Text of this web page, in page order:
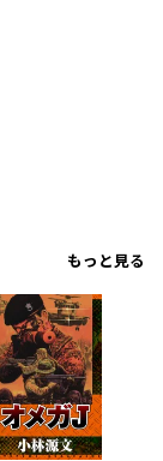
もっと見る